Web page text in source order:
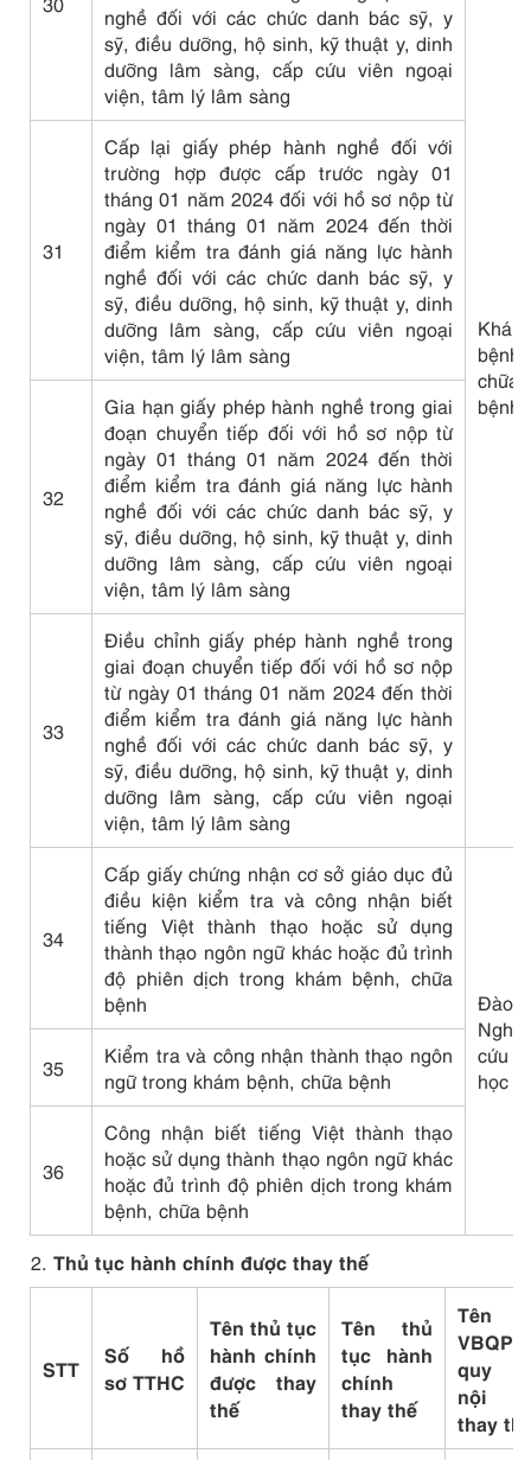
nghề đối với các chức danh bác sỹ, y
sỹ, điều dưỡng, hộ sinh, kỹ thuật y, dinh
dưỡng lâm sàng, cấp cứu viên ngoại
viện, tâm lý lâm sàng
Khám
bệnh,
chữa
bệnh
31
Cấp lại giấy phép hành nghề đối với
trường hợp được cấp trước ngày 01
tháng 01 năm 2024 đối với hồ sơ nộp từ
ngày 01 tháng 01 năm 2024 đến thời
điểm kiểm tra đánh giá năng lực hành
nghề đối với các chức danh bác sỹ, y
sỹ, điều dưỡng, hộ sinh, kỹ thuật y, dinh
dưỡng lâm sàng, cấp cứu viên ngoại
viện, tâm lý lâm sàng
32
Gia hạn giấy phép hành nghề trong giai
đoạn chuyển tiếp đối với hồ sơ nộp từ
ngày 01 tháng 01 năm 2024 đến thời
điểm kiểm tra đánh giá năng lực hành
nghề đối với các chức danh bác sỹ, y
sỹ, điều dưỡng, hộ sinh, kỹ thuật y, dinh
dưỡng lâm sàng, cấp cứu viên ngoại
viện, tâm lý lâm sàng
33
Điều chỉnh giấy phép hành nghề trong
giai đoạn chuyển tiếp đối với hồ sơ nộp
từ ngày 01 tháng 01 năm 2024 đến thời
điểm kiểm tra đánh giá năng lực hành
nghề đối với các chức danh bác sỹ, y
sỹ, điều dưỡng, hộ sinh, kỹ thuật y, dinh
dưỡng lâm sàng, cấp cứu viên ngoại
viện, tâm lý lâm sàng
34
Cấp giấy chứng nhận cơ sở giáo dục đủ
điều kiện kiểm tra và công nhận biết
tiếng Việt thành thạo hoặc sử dụng
thành thạo ngôn ngữ khác hoặc đủ trình
độ phiên dịch trong khám bệnh, chữa
bệnh
Đào
cứu
học
35
Kiểm tra và công nhận thành thạo ngôn
ngữ trong khám bệnh, chữa bệnh
36
Công nhận biết tiếng Việt thành thạo
hoặc sử dụng thành thạo ngôn ngữ khác
hoặc đủ trình độ phiên dịch trong khám
bệnh, chữa bệnh
Thủ tục hành chính được thay thế
STT
Số hồ
sơ TTHC
Tên thủ tục
hành chính
được thay
thế
Tên thủ
tục hành
chính
thay thế
Tên
quy
nội
thay